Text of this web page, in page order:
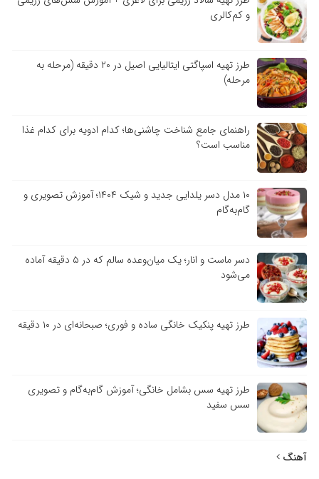
و کم‌کالری
طرز تهیه اسپاگتی ایتالیایی اصیل در ۲۰ دقیقه (مرحله به
مرحله)
راهنمای جامع شناخت چاشنی‌ها؛ کدام ادویه برای کدام غذا
مناسب است؟
۱۰ مدل دسر یلدایی جدید و شیک ۱۴۰۴؛ آموزش تصویری و
گام‌به‌گام
دسر ماست و انار؛ یک میان‌وعده سالم که در ۵ دقیقه آماده
می‌شود
طرز تهیه پنکیک خانگی ساده و فوری؛ صبحانه‌ای در ۱۰ دقیقه
طرز تهیه سس بشامل خانگی؛ آموزش گام‌به‌گام و تصویری
سس سفید
آهنگ